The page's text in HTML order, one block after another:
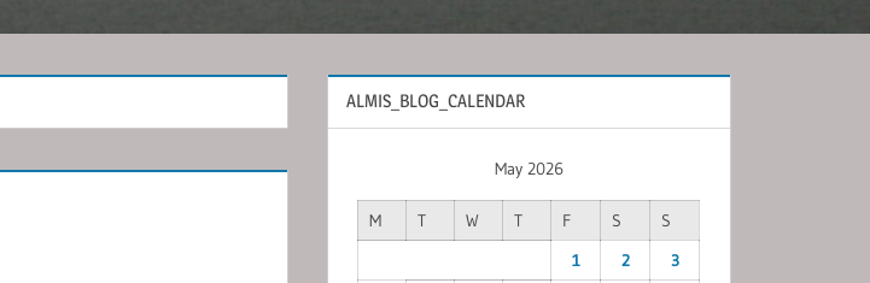
ALMIS_BLOG_CALENDAR
May 2026
M T W T F S
S
1
2
3